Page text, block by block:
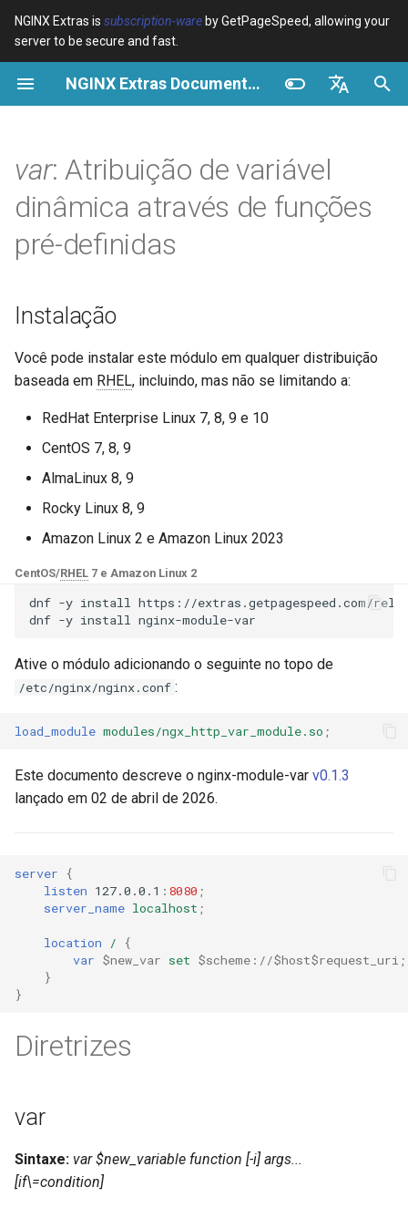
NGINX Extras is subscription-ware by GetPageSpeed, allowing your
server to be secure and fast.
NGINX Extras Documentation
Español
Português (Brasil)
Deutsch
I
n
l
z
a
n
Variables $bot_name
$bot_producer
$browser_version
$is_ai_crawler
$is_bot
Examples
Troubleshooting
Related
Directives geoip2
geoip2_proxy
Examples
Troubleshooting
Related
acme
ada
auto-ssl
aws-auth
balancer
cache
consul-event
consul
cookie
counter
dns-server
feishu-auth
ftpclient
global-throttle
Cache
Desempenho
Segurança
RHEL/CentOS
NGINX-MOD - NGINX
aprimorado com HTTP/3,
HPACK e verificações de
Servidor Web Tengine -
Rocky Linux
Módulos NGINX para o Painel
RPM
Módulos NGINX do cPanel
EA4 - Transforme ea-nginx
em uma Potência de
Desempenho e Segurança
Suporte a NGINX HTTP/3
QUIC - Pacotes RPM para
Angie Web Server - Instalar
Linux e AlmaLinux
var: Atribuição de variável
dinâmica através de funções
pré-definidas
Instalação
Você pode instalar este módulo em qualquer distribuição
baseada em RHEL, incluindo, mas não se limitando a:
RedHat Enterprise Linux 7, 8, 9 e 10
CentOS 7, 8, 9
AlmaLinux 8, 9
Rocky Linux 8, 9
Amazon Linux 2 e Amazon Linux 2023
CentOS/RHEL 7 e Amazon Linux 2
dnf -y install
https://extras.getpagespeed.com/
dnf -y install
Ative o módulo adicionando o seguinte no topo de
/etc/nginx/nginx.conf :
load_module modules/ngx_http_var_module.so ;
Este documento descreve o nginx-module-var v0.1.3
lançado em 02 de abril de 2026.
server
{
listen 127.0.0.1 : 8080 ;
server_name localhost ;
location /
{
var $new_var set $scheme://$host$request_uri ;
}
}
Diretrizes
var
Sintaxe: var $new_variable function [-i] args...
[if\=condition]